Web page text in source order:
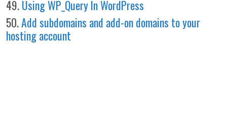
49.Using WP_Query In WordPress
50.Add subdomains and add-on domains to your
hosting account